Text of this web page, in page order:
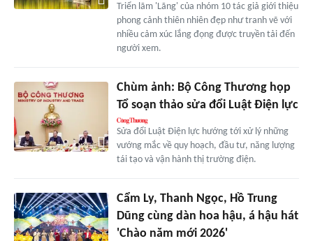
Triển lãm 'Lãng' của nhóm 10 tác giả giới thiệu
phong cảnh thiên nhiên đẹp như tranh vẽ với
nhiều cảm xúc lắng đọng được truyền tải đến
người xem.
Chùm ảnh: Bộ Công Thương họp
Tổ soạn thảo sửa đổi Luật Điện lực
Sửa đổi Luật Điện lực hướng tới xử lý những
vướng mắc về quy hoạch, đầu tư, năng lượng
tái tạo và vận hành thị trường điện.
Cẩm Ly, Thanh Ngọc, Hồ Trung
Dũng cùng dàn hoa hậu, á hậu hát
'Chào năm mới 2026'